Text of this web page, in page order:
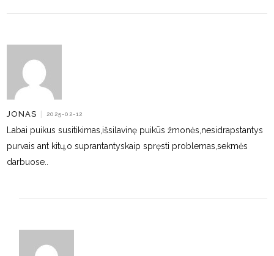
JONAS | 2025-02-12
Labai puikus susitikimas,išsilavinę puikūs žmonės,nesidrapstantys
purvais ant kitų,o suprantantyskaip spręsti problemas,sekmės
darbuose..